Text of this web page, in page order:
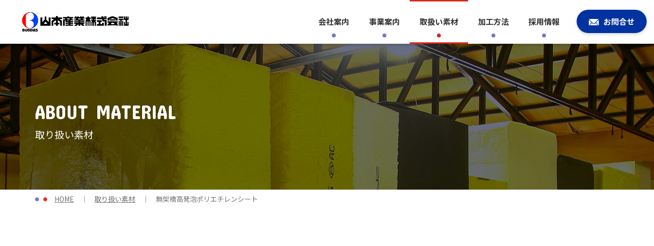
会社案内 事業案内 取扱い素材 加工方法 採用情報 お問合せ
ABOUT MATERIAL
取り扱い素材
HOME 取り扱い素材 無架橋高発泡ポリエチレンシート